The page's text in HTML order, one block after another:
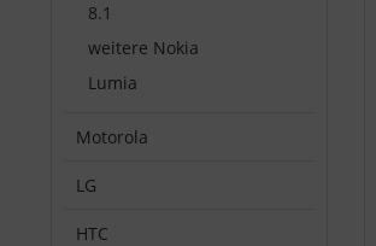
8.1
weitere Nokia
Lumia
Motorola
LG
HTC